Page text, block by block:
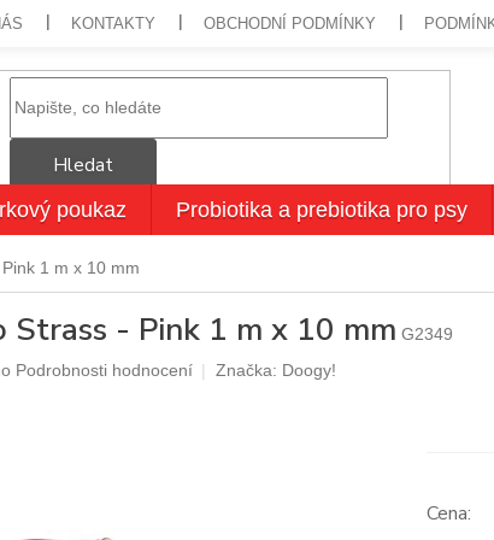
KONTAKTY OBCHODNÍ PODMÍNKY
Hledat
poukaz Probiotika a prebiotika pro psy
1 m x 10 mm
Strass - Pink 1 m x 10 mm G2349
Podrobnosti hodnocení Značka: Doogy!